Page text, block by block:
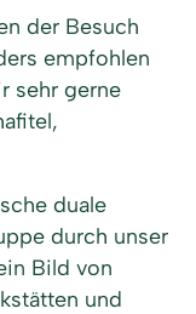
der Besuch
empfohlen
sehr gerne
duale
durch unser
Bild von
und